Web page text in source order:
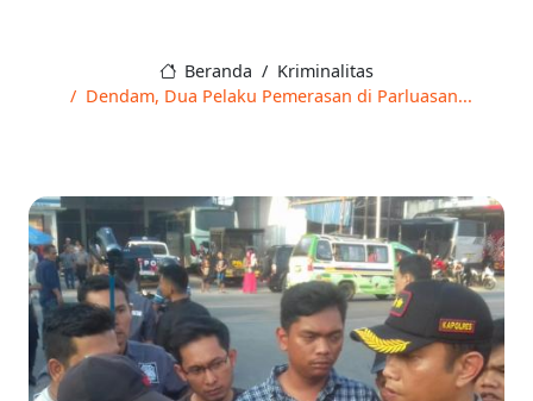
Beranda
Kriminalitas
Dendam, Dua Pelaku Pemerasan di Parluasan...